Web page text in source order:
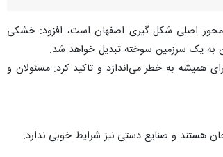
محور اصلی شکل گیری اصفهان است، افزود: خشکی
به یک سرزمین سوخته تبدیل خواهد شد.
همیشه به خطر می‌اندازد و تاکید کرد: مسئولان و
هستند و صنایع دستی نیز شرایط خوبی ندارد.